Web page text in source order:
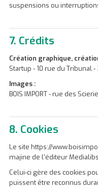
suspensions ou
7. Crédits
Création graphique,
Startup - 10 rue du Tribunal -
Images :
BOIS IMPORT - rue des
8. Cookies
Le site https://
majine de l'éditeur
Celui-ci gère des cookies
puissent être reconnus